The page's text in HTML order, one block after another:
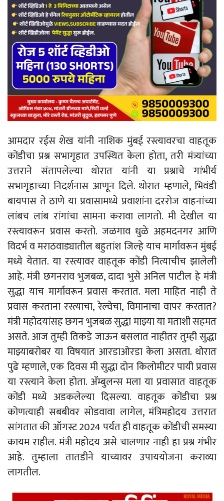
आमदार रईस शेख यांनी नाशिक मुंबई रस्त्यावरचा वाहतूक
कोंडीचा प्रश्न सभागृहात उपस्थित केला होता, तरी मंत्र्यांच्या
उत्तराने संतापलेल्या थोरात यांनी या प्रश्नाचे गांभीर्य
सभागृहाच्या निदर्शनास आणून दिले. थोरात म्हणाले, भिवंडी
बायपास ते ठाणे या प्रवासामध्ये प्रवाशांना दररोज वाहनांच्या
लांबच लांब रांगांचा सामना करावा लागतो. मी देखील या
रस्त्यावरून प्रवास करतो. जळगाव धुळे अहमदनगर आणि
विदर्भ व मराठवाड्यातील बहुतांश जिल्हे याच मार्गावरून मुंबई
मध्ये येतात. या रस्त्यावर वाहतूक कोंडी नित्याचीच झालेली
आहे. मंत्री छगनराव भुजबळ, दादा भुसे अनिल पाटील हे मंत्री
सुद्धा याच मार्गावरून प्रवास करतात. मला माहित नाही ते
प्रवास करताना रस्त्याचा, रेल्वेचा, विमानाचा वापर करतात?
मंत्री महोदयांसह छगन भुजबळ सुद्धा माझ्या या मताशी सहमत
असते. आज तुम्ही तिकडे जाऊन बसलात नाहीतर तुम्ही सुद्धा
माझ्याबरोबर या विषयात आरडाओरडा केला असता. थोरात
पुढे म्हणाले, एक दिवस मी सुद्धा दोन किलोमीटर पायी प्रवास
या रस्त्याने केला होता. ॲम्बुलन्स मला या प्रवासात वाहतूक
कोंडी मध्ये अडकलेल्या दिसल्या. वाहतूक कोंडीचा प्रश्न
कोणत्याही सबबीवर सोडवावा लागेल, मंत्रिमहोदय उत्तरात
सांगतात की ऑगस्ट 2024 पर्यंत ही वाहतूक कोंडीची समस्या
कायम राहील. मंत्री महोदय असे चालणार नाही हा प्रश्न गंभीर
आहे. तुम्हाला तातडीने याच्यावर उपाययोजना कराव्या
लागतील.